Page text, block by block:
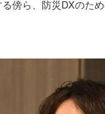
傍ら、防災DXのた